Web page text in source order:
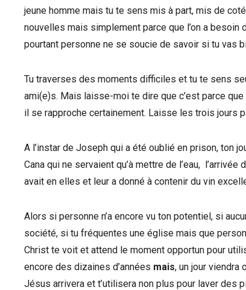
jeune homme mais tu te sens mis à part, mis de
nouvelles mais simplement parce que l’on a
pourtant personne ne se soucie de savoir si tu vas
Tu traverses des moments difficiles et tu te sens
ami(e)s. Mais laisse-moi te dire que c’est parce
il se rapproche certainement. Laisse les trois jours
A l’instar de Joseph qui a été oublié en prison, ton
Cana qui ne servaient qu’à mettre de l’eau,
avait en elles et leur a donné à contenir du vin
Alors si personne n’a encore vu ton potentiel, si
société, si tu fréquentes une église mais que
Christ te voit et attend le moment opportun pour
encore des dizaines d’années mais, un jour
Jésus arrivera et t’utilisera non plus pour laver des